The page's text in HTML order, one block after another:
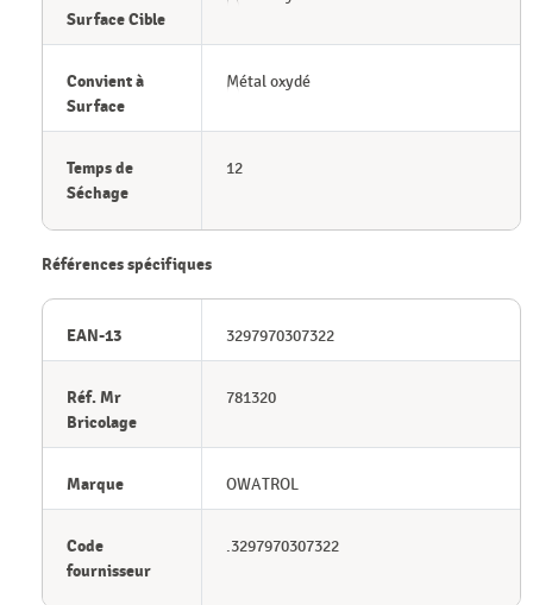
Surface Cible
Convient à
Surface
Métal oxydé
Temps de
Séchage
12
Références spécifiques
EAN-13 3297970307322
Réf. Mr
Bricolage
781320
Marque OWATROL
Code
fournisseur
.3297970307322